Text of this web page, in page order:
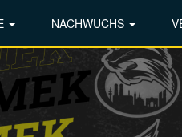
NACHWUCHS